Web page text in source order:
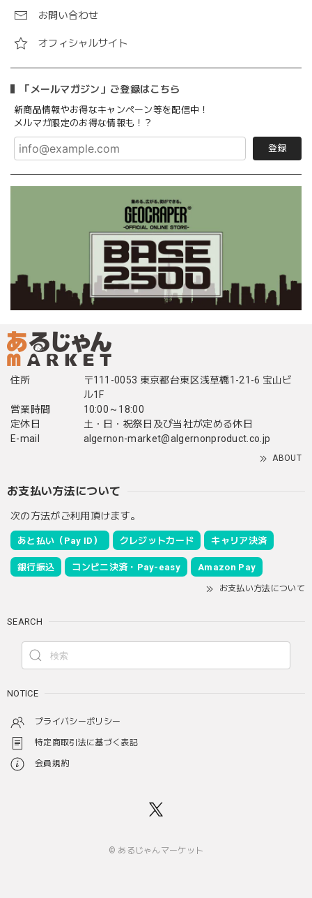
お問い合わせ
オフィシャルサイト
「メールマガジン」ご登録はこちら
新商品情報やお得なキャンペーン等を配信中！
メルマガ限定のお得な情報も！？
登録
住所
〒111-0053 東京都台東区浅草橋1-21-6 宝山ビ
ル1F
営業時間
10:00～18:00
定休日
土・日・祝祭日及び当社が定める休日
E-mail
algernon-market@algernonproduct.co.jp
ABOUT
お支払い方法について
次の方法がご利用頂けます。
あと払い（Pay ID） クレジットカード キャリア決済
銀行振込 コンビニ決済・Pay-easy Amazon Pay
お支払い方法について
SEARCH
NOTICE
プライバシーポリシー
特定商取引法に基づく表記
会員規約
© あるじゃんマーケット